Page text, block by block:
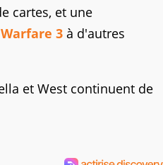
cartes, et une
3 à d'autres
et West continuent de